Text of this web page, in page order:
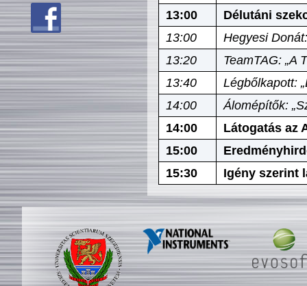
13:00
Délutáni
13:00
Hegyesi
13:20
TeamTAG: „A
13:40
Légbőlkapott:
14:00
Álomépítők:
14:00
Látogatás az
15:00
15:30
Igény szerint